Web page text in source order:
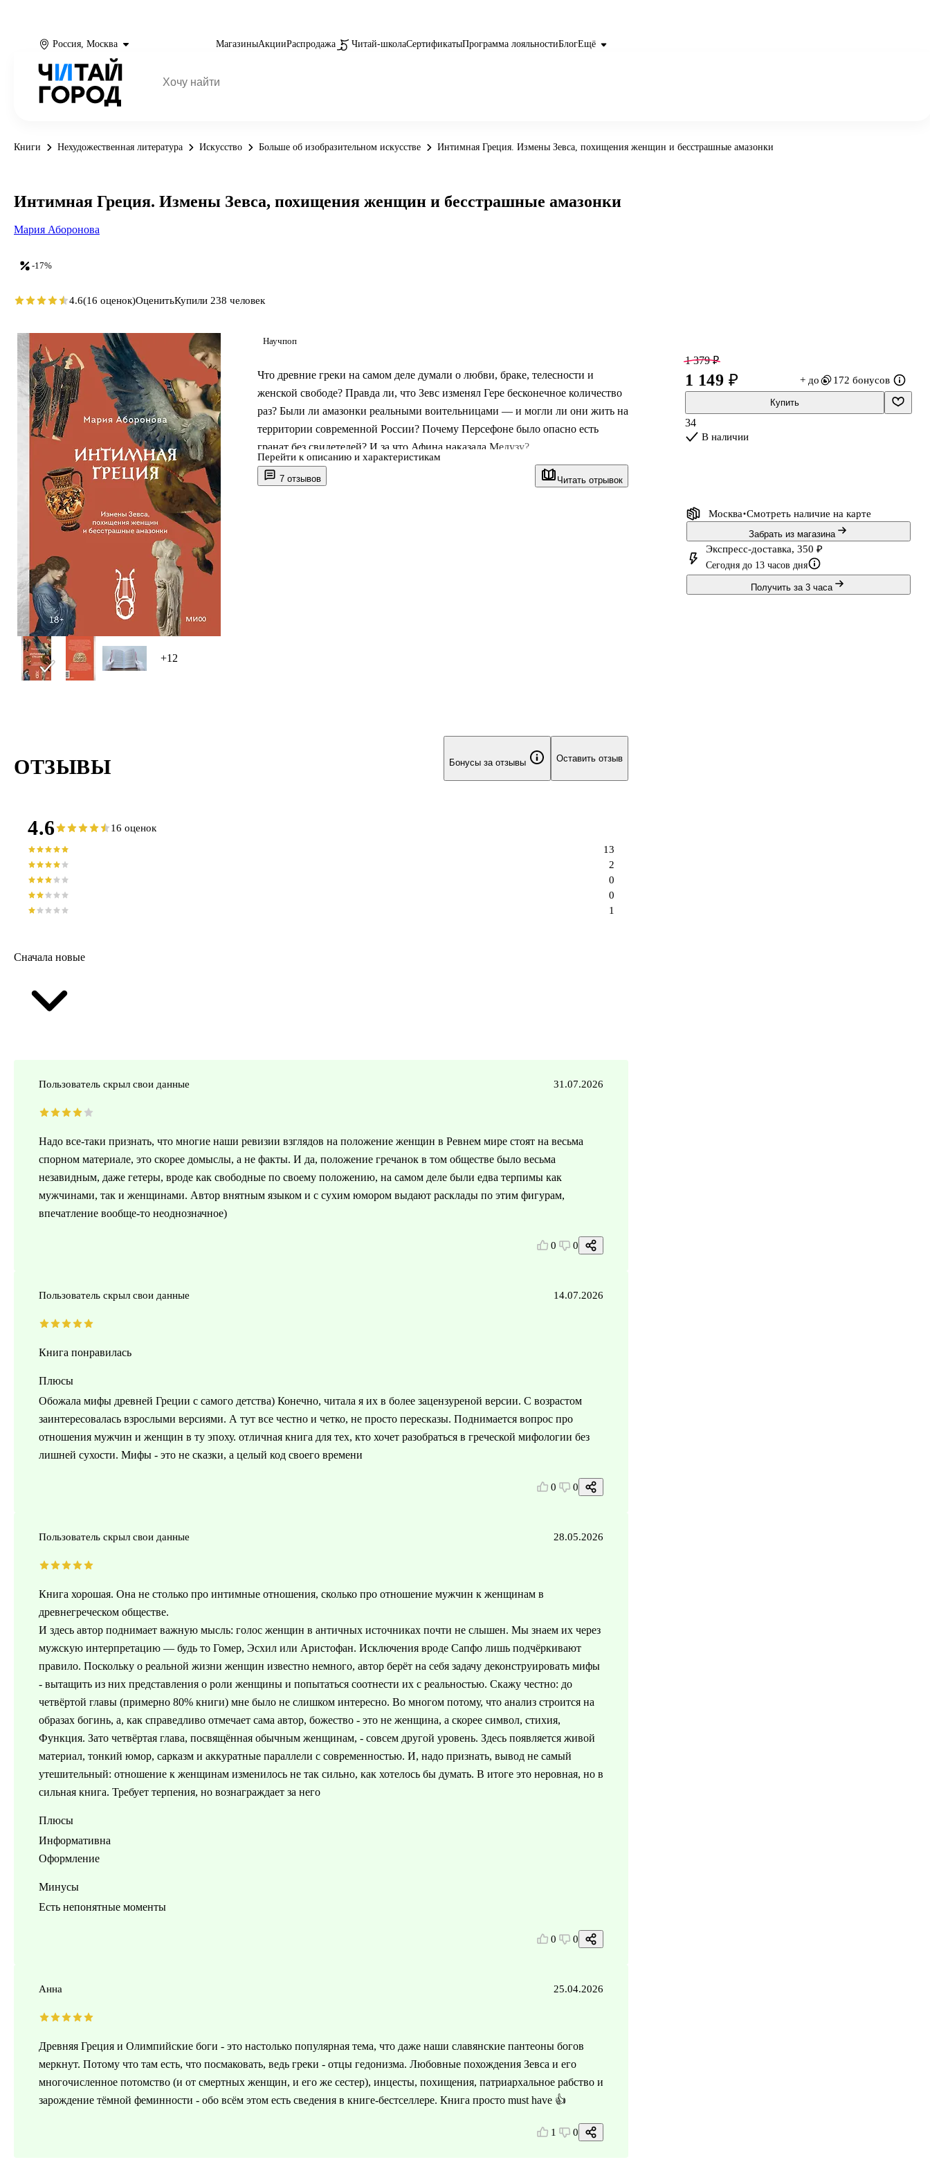
Россия, Москва МагазиныАкцииРаспродажа Читай-школаСертификатыПрограмма лояльностиБлогЕщё
Книги Нехудожественная литература Искусство Больше об изобразительном искусстве Интимная Греция. Измены Зевса, похищения женщин и бесстрашные амазонки
+12
7 отзывов Читать отрывок
Научпоп
Что древние греки на самом деле думали о любви, браке, телесности и
женской свободе? Правда ли, что Зевс изменял Гере бесконечное количество
раз? Были ли амазонки реальными воительницами — и могли ли они жить на
территории современной России? Почему Персефоне было опасно есть
гранат без свидетелей? И за что Афина наказала Медузу?
"Интимная Греция" — это исследование того, как желания, страхи и табу
превращались в нормы, а мифология закрепляла представления о том, кем
Перейти к описанию и характеристикам
-17%
Интимная Греция. Измены Зевса, похищения женщин и бесстрашные амазонки
Мария Аборонова
4.6(16 оценок)ОценитьКупили 238 человек
1 379 ₽
1 149 ₽ + до 172 бонусов
Купить
34
В наличии
Москва Смотреть наличие на карте
Забрать из магазина
Экспресс-доставка, 350 ₽
Сегодня до 13 часов дня
Получить за 3 часа
ОТЗЫВЫ Бонусы за отзывы Оставить отзыв
4.6 16 оценок
1
0
0
2
13
Сначала новые
Пользователь скрыл свои данные 31.07.2026
Надо все-таки признать, что многие наши ревизии взглядов на положение женщин в Ревнем мире стоят на весьма
спорном материале, это скорее домыслы, а не факты. И да, положение гречанок в том обществе было весьма
незавидным, даже гетеры, вроде как свободные по своему положению, на самом деле были едва терпимы как
мужчинами, так и женщинами. Автор внятным языком и с сухим юмором выдают расклады по этим фигурам,
впечатление вообще-то неоднозначное)
0 0
Пользователь скрыл свои данные 14.07.2026
Книга понравилась
Плюсы
Обожала мифы древней Греции с самого детства) Конечно, читала я их в более зацензуреной версии. С возрастом
заинтересовалась взрослыми версиями. А тут все честно и четко, не просто пересказы. Поднимается вопрос про
отношения мужчин и женщин в ту эпоху. отличная книга для тех, кто хочет разобраться в греческой мифологии без
лишней сухости. Мифы - это не сказки, а целый код своего времени
0 0
Пользователь скрыл свои данные 28.05.2026
Книга хорошая. Она не столько про интимные отношения, сколько про отношение мужчин к женщинам в
древнегреческом обществе.
И здесь автор поднимает важную мысль: голос женщин в античных источниках почти не слышен. Мы знаем их через
мужскую интерпретацию — будь то Гомер, Эсхил или Аристофан. Исключения вроде Сапфо лишь подчёркивают
правило. Поскольку о реальной жизни женщин известно немного, автор берёт на себя задачу деконструировать мифы
- вытащить из них представления о роли женщины и попытаться соотнести их с реальностью. Скажу честно: до
четвёртой главы (примерно 80% книги) мне было не слишком интересно. Во многом потому, что анализ строится на
образах богинь, а, как справедливо отмечает сама автор, божество - это не женщина, а скорее символ, стихия,
Функция. Зато четвёртая глава, посвящённая обычным женщинам, - совсем другой уровень. Здесь появляется живой
материал, тонкий юмор, сарказм и аккуратные параллели с современностью. И, надо признать, вывод не самый
утешительный: отношение к женщинам изменилось не так сильно, как хотелось бы думать. В итоге это неровная, но в
сильная книга. Требует терпения, но вознаграждает за него
Плюсы
Информативна
Оформление
Минусы
Есть непонятные моменты
0 0
Анна 25.04.2026
Древняя Греция и Олимпийские боги - это настолько популярная тема, что даже наши славянские пантеоны богов
меркнут. Потому что там есть, что посмаковать, ведь греки - отцы гедонизма. Любовные похождения Зевса и его
многочисленное потомство (и от смертных женщин, и его же сестер), инцесты, похищения, патриархальное рабство и
зарождение тёмной феминности - обо всём этом есть сведения в книге-бестселлере. Книга просто must have 👍
1 0